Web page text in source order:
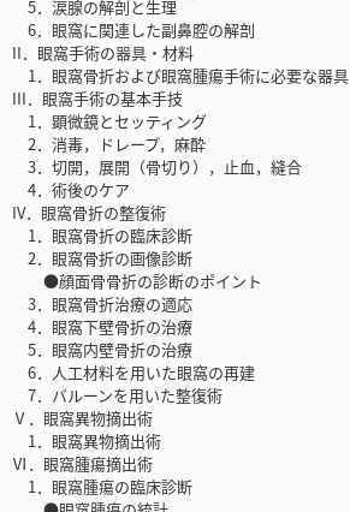
5．涙腺の解剖と生理
6．眼窩に関連した副鼻腔の解剖
II．眼窩手術の器具・材料
1．眼窩骨折および眼窩腫瘍手術に必要な器具
III．眼窩手術の基本手技
1．顕微鏡とセッティング
2．消毒，ドレープ，麻酔
3．切開，展開（骨切り），止血，縫合
4．術後のケア
IV．眼窩骨折の整復術
1．眼窩骨折の臨床診断
2．眼窩骨折の画像診断
●顔面骨骨折の診断のポイント
3．眼窩骨折治療の適応
4．眼窩下壁骨折の治療
5．眼窩内壁骨折の治療
6．人工材料を用いた眼窩の再建
7．バルーンを用いた整復術
Ⅴ．眼窩異物摘出術
1．眼窩異物摘出術
Ⅵ．眼窩腫瘍摘出術
1．眼窩腫瘍の臨床診断